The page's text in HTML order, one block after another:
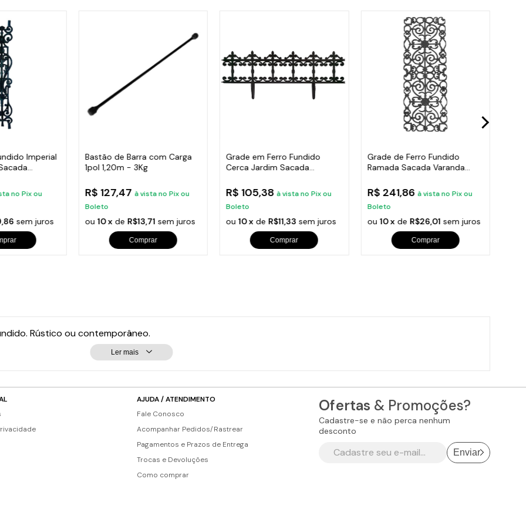
Imperial
no Pix ou
sem juros
Bastão de Barra com Carga
1pol 1,20m - 3Kg
R$ 127,47 à vista no Pix ou
Boleto
ou10 x de R$13,71 sem juros
Comprar
Grade em Ferro Fundido
Cerca Jardim Sacada
R$ 105,38 à vista no Pix ou
Boleto
ou10 x de R$11,33 sem juros
Comprar
Grade de Ferro Fundido
Ramada Sacada Varanda
R$ 241,86 à vista no Pix ou
Boleto
ou10 x de R$26,01 sem juros
Comprar
Rústico ou contemporâneo.
Ler mais
AJUDA / ATENDIMENTO
Fale Conosco
Acompanhar Pedidos/Rastrear
Pagamentos e Prazos de Entrega
Trocas e Devoluções
Como comprar
Ofertas & Promoções?
Cadastre-se e não perca nenhum
desconto
Enviar